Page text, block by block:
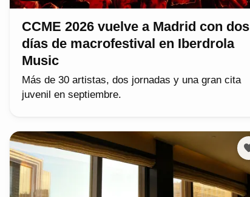
CCME 2026 vuelve a Madrid con dos
días de macrofestival en Iberdrola
Music
Más de 30 artistas, dos jornadas y una gran cita
juvenil en septiembre.